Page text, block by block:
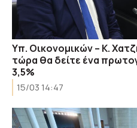
Υπ. Οικονομικών – Κ.
τώρα θα δείτε ένα
3,5%
15/03 14:47